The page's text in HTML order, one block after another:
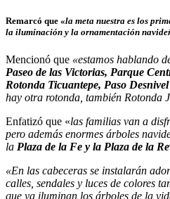
Remarcó que «la meta nuestra es los
la iluminación y la ornamentación
Mencionó que «estamos hablando
Paseo de las Victorias, Parque
Rotonda Ticuantepe, Paso
hay otra rotonda, también Rotonda
Enfatizó que «las familias van a
pero además enormes árboles
la Plaza de la Fe y la Plaza de la
«En las cabeceras se instalarán
calles, sendales y luces de colores
que ya iluminan los árboles de la